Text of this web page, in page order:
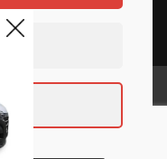
Youtube